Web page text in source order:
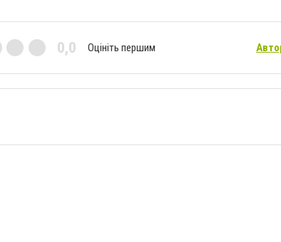
0,0 Оцініть першим